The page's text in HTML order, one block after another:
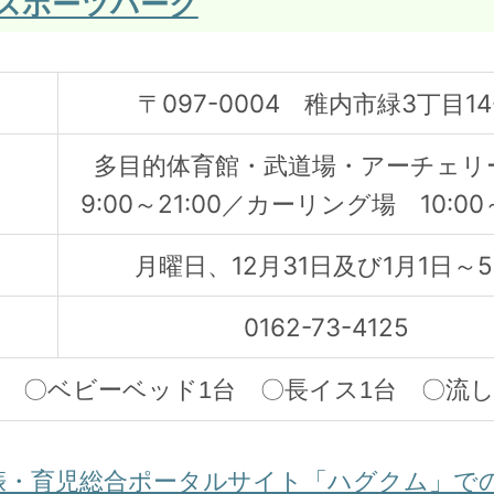
〒097-0004 稚内市緑3丁目
多目的体育館・武道場・アーチェ
9:00～21:00／カーリング場 10:00
月曜日、12月31日及び1月1日～
0162-73-4125
ベビーベッド1台 〇長イス1台 〇流
育児総合ポータルサイト「ハグクム」で